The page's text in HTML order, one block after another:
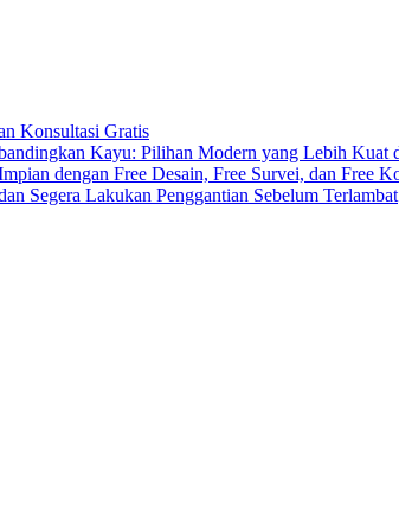
Konsultasi Gratis
Kayu: Pilihan Modern yang Lebih Kuat
dengan Free Desain, Free Survei, dan Free
Segera Lakukan Penggantian Sebelum Terlambat